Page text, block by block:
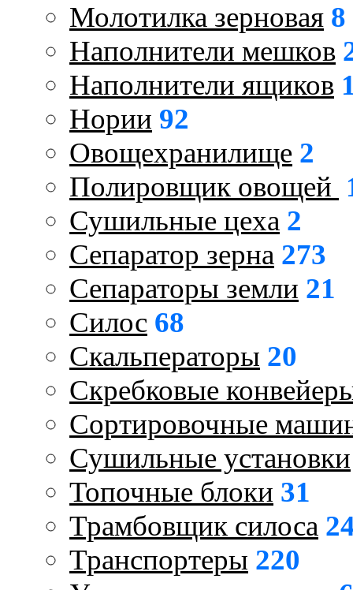
Молотилка зерновая 8
Наполнители мешков
Наполнители ящиков
Нории 92
Овощехранилище 2
Полировщик овощей
Сушильные цеха 2
Сепаратор зерна 273
Сепараторы земли 21
Силос 68
Скальператоры 20
Скребковые
Сортировочные
Сушильные установки
Топочные блоки 31
Трамбовщик силоса
Транспортеры 220